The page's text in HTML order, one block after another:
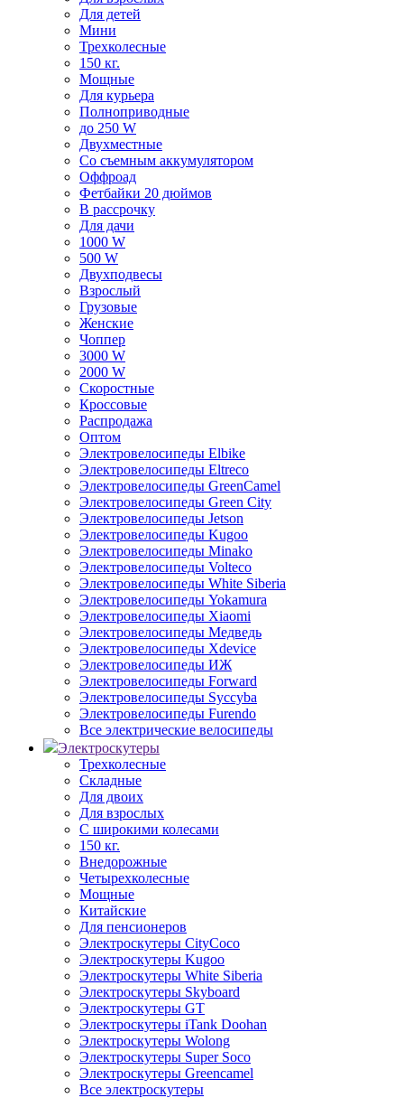
Для детей
Мини
Трехколесные
150 кг.
Мощные
Для курьера
Полноприводные
до 250 W
Двухместные
Со съемным аккумулятором
Оффроад
Фетбайки 20 дюймов
В рассрочку
Для дачи
1000 W
500 W
Двухподвесы
Взрослый
Грузовые
Женские
Чоппер
3000 W
2000 W
Скоростные
Кроссовые
Распродажа
Оптом
Электровелосипеды Elbike
Электровелосипеды Eltreco
Электровелосипеды GreenCamel
Электровелосипеды Green City
Электровелосипеды Jetson
Электровелосипеды Kugoo
Электровелосипеды Minako
Электровелосипеды Volteco
Электровелосипеды White Siberia
Электровелосипеды Yokamura
Электровелосипеды Xiaomi
Электровелосипеды Медведь
Электровелосипеды Xdevice
Электровелосипеды ИЖ
Электровелосипеды Forward
Электровелосипеды Syccyba
Электровелосипеды Furendo
Все электрические велосипеды
Электроскутеры
Трехколесные
Складные
Для двоих
Для взрослых
С широкими колесами
150 кг.
Внедорожные
Четырехколесные
Мощные
Китайские
Для пенсионеров
Электроскутеры CityCoco
Электроскутеры Kugoo
Электроскутеры White Siberia
Электроскутеры Skyboard
Электроскутеры GT
Электроскутеры iTank Doohan
Электроскутеры Wolong
Электроскутеры Super Soco
Электроскутеры Greencamel
Все электроскутеры